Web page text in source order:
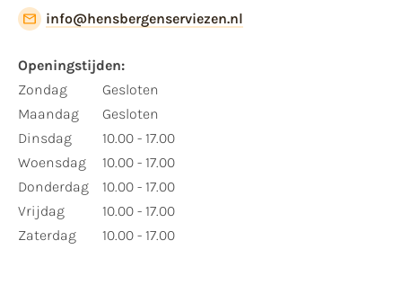
info@hensbergenserviezen.nl
Openingstijden:
Zondag
Maandag
Dinsdag
Woensdag
Donderdag
Vrijdag
Zaterdag
Gesloten
Gesloten
10.00 - 17.00
10.00 - 17.00
10.00 - 17.00
10.00 - 17.00
10.00 - 17.00